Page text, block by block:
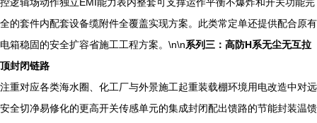
全的套件内配套设备缆附件全覆盖实现方案。此类常定单还提供配合原有
电箱稳固的安全扩容省施工工程方案。\n\n系列三：高防H系无尘无互拉
顶封闭链路
注重对应各类海水圈、化工厂与外景施工起重装载棚环境用电改造中对远
安全切净易修化的更高开关传感单元的集成封闭配出馈路的节能封装温馈